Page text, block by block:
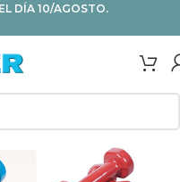
DÍA 10/AGOSTO.